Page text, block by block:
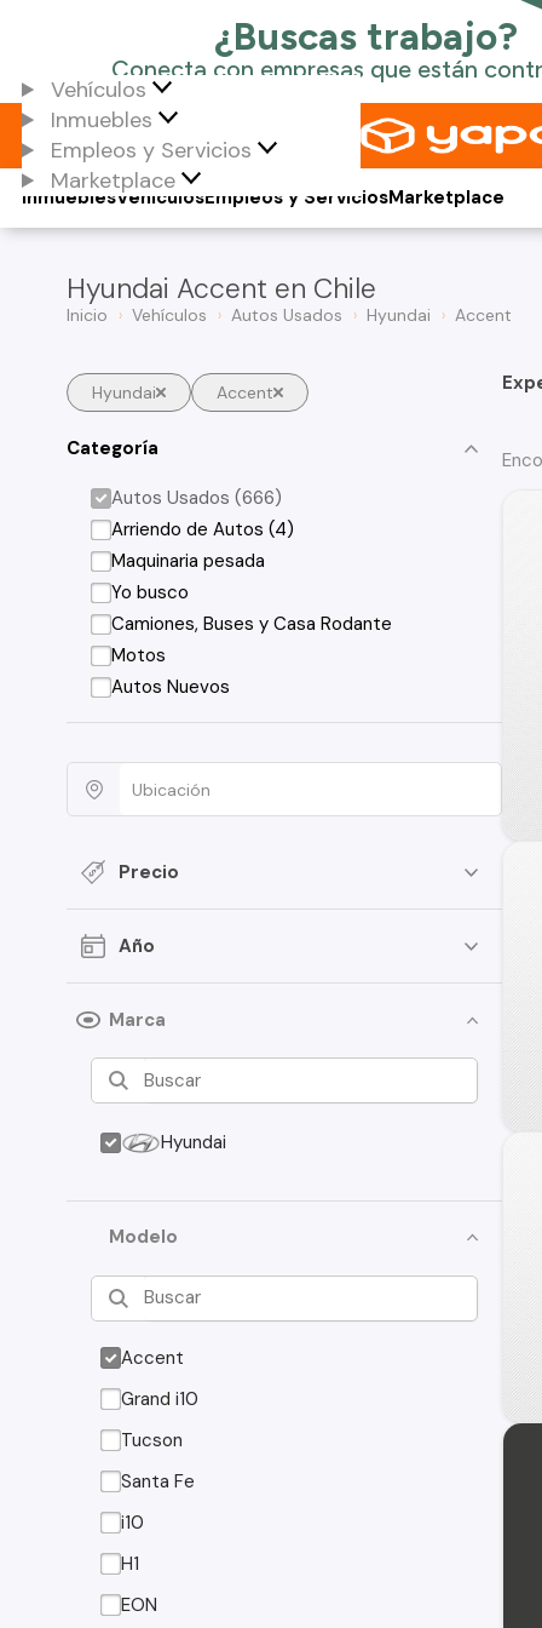
Vehículos
Inmuebles
Empleos y Servicios
Marketplace
Vehículos
Inmuebles Empleos y ServiciosMarketplace
Hyundai Accent en Chile
Inicio Vehículos Autos Usados Hyundai Accent
Hyundai Accent
Categoría
Autos Usados (666)
Arriendo de Autos (4)
Maquinaria pesada
Yo busco
Camiones, Buses y Casa Rodante
Motos
Autos Nuevos
Precio
Año
Marca
Hyundai
Modelo
Accent
Grand i10
Tucson
Santa Fe
i10
H1
EON